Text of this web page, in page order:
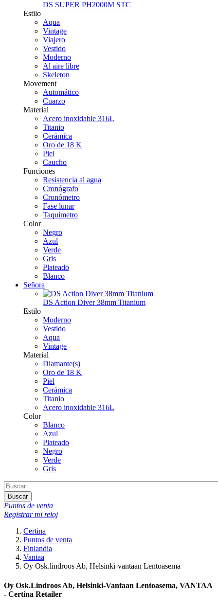
DS SUPER PH2000M STC
Estilo
Aqua
Vintage
Viajero
Vestido
Moderno
Al aire libre
Skeleton
Movement
Automático
Cuarzo
Material
Acero inoxidable 316L
Titanio
Cerámica
Oro de 18 K
Piel
Caucho
Funciones
Resistencia al agua
Cronógrafo
Cronómetro
Fase lunar
Taquímetro
Color
Negro
Azul
Verde
Gris
Plateado
Blanco
Señora
DS Action Diver 38mm Titanium
Estilo
Moderno
Vestido
Aqua
Vintage
Material
Diamante(s)
Oro de 18 K
Piel
Cerámica
Titanio
Acero inoxidable 316L
Color
Blanco
Azul
Plateado
Negro
Verde
Gris
Buscar
Puntos de venta
Registrar mi reloj
Certina
Puntos de venta
Finlandia
Vantaa
Oy Osk.lindroos Ab, Helsinki-vantaan Lentoasema
Oy Osk.Lindroos Ab, Helsinki-Vantaan Lentoasema, VANTAA
- Certina Retailer